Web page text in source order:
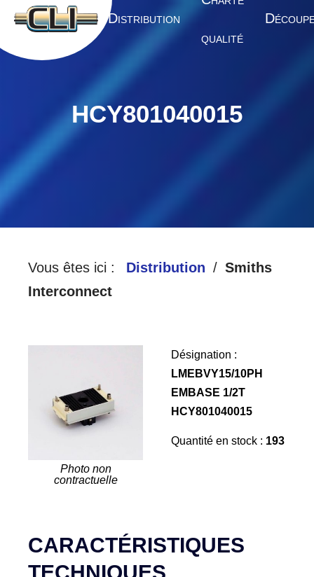
A CCUEIL DISTRIBUTION
QUALITÉ
D
HCY801040015
Vous êtes ici : Distribution
Smiths
Interconnect
Photo non
contractuelle
Désignation :
LMEBVY15/10PH
EMBASE 1/2T
HCY801040015
Quantité en stock : 193
CARACTÉRISTIQUES